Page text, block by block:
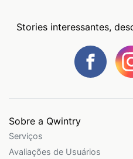
Stories interessantes,
Sobre a Qwintry
Serviços
Avaliações de Usuários